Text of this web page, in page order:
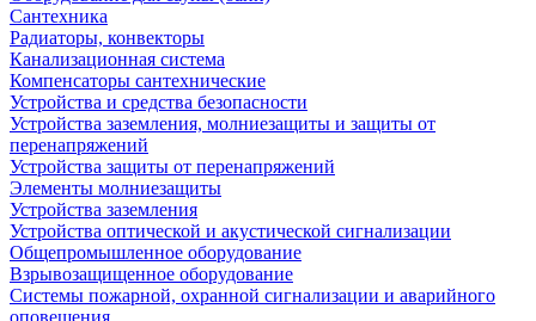
Сантехника
Радиаторы, конвекторы
Канализационная система
Компенсаторы сантехнические
Устройства и средства безопасности
Устройства заземления, молниезащиты и защиты от
перенапряжений
Устройства защиты от перенапряжений
Элементы молниезащиты
Устройства заземления
Устройства оптической и акустической сигнализации
Общепромышленное оборудование
Взрывозащищенное оборудование
Системы пожарной, охранной сигнализации и аварийного
оповещения